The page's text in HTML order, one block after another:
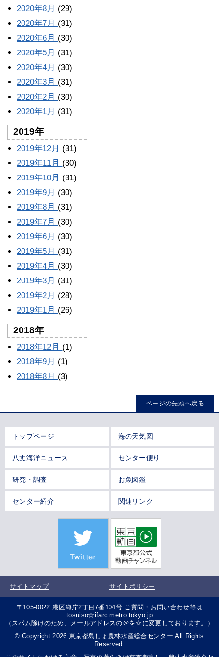
2020年8月 (29)
2020年7月 (31)
2020年6月 (30)
2020年5月 (31)
2020年4月 (30)
2020年3月 (31)
2020年2月 (30)
2020年1月 (31)
2019年
2019年12月 (31)
2019年11月 (30)
2019年10月 (31)
2019年9月 (30)
2019年8月 (31)
2019年7月 (30)
2019年6月 (30)
2019年5月 (31)
2019年4月 (30)
2019年3月 (31)
2019年2月 (28)
2019年1月 (26)
2018年
2018年12月 (1)
2018年9月 (1)
2018年8月 (3)
ページの先頭へ戻る
トップページ 海の天気図
八丈海洋ニュース センター便り
研究・調査 お魚図鑑
センター紹介 関連リンク
サイトマップ サイトポリシー
〒105-0022 港区海岸2丁目7番104号 ご質問・お問い合わせ等は
tosuiso☆ifarc.metro.tokyo.jp
（スパム除けのため、メールアドレスの＠を☆に変更しております。）
© Copyright 2026 東京都島しょ農林水産総合センター All Rights
Reserved.